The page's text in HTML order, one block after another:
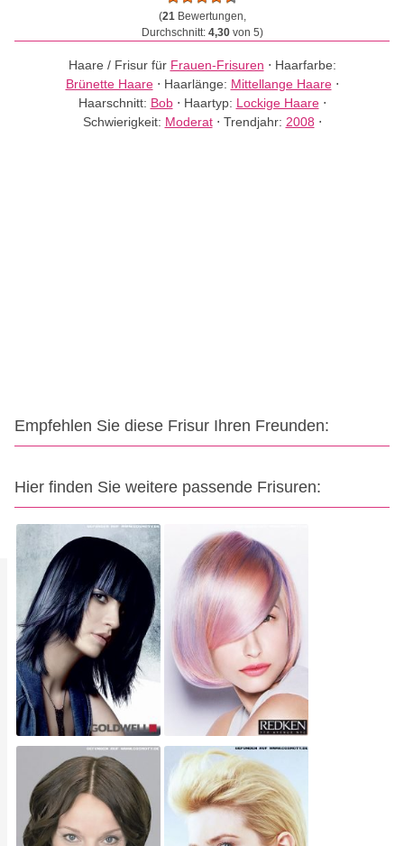
(21Bewertungen,
Durchschnitt: 4,30von 5)
Haare / Frisur für Frauen-Frisuren ⋅ Haarfarbe:
Brünette Haare⋅ Haarlänge: Mittellange Haare⋅
Haarschnitt: Bob⋅ Haartyp: Lockige Haare⋅
Schwierigkeit: Moderat⋅ Trendjahr: 2008 ⋅
Empfehlen Sie diese Frisur Ihren Freunden:
Hier finden Sie weitere passende Frisuren: